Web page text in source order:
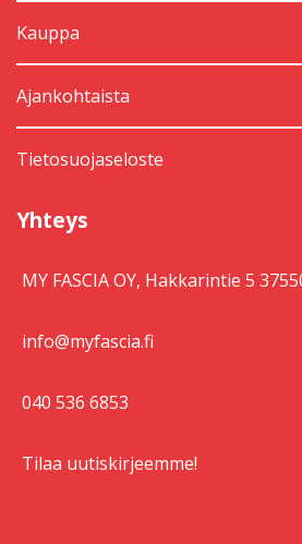
Kauppa
Ajankohtaista
Tietosuojaseloste
Yhteys
MY FASCIA OY, Hakkarintie 5
info@myfascia.fi
040 536 6853
Tilaa uutiskirjeemme!